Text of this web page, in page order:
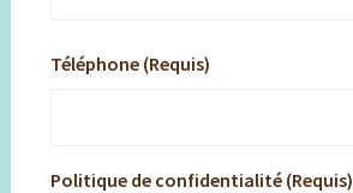
Téléphone (Requis)
Politique de confidentialité (Requis)